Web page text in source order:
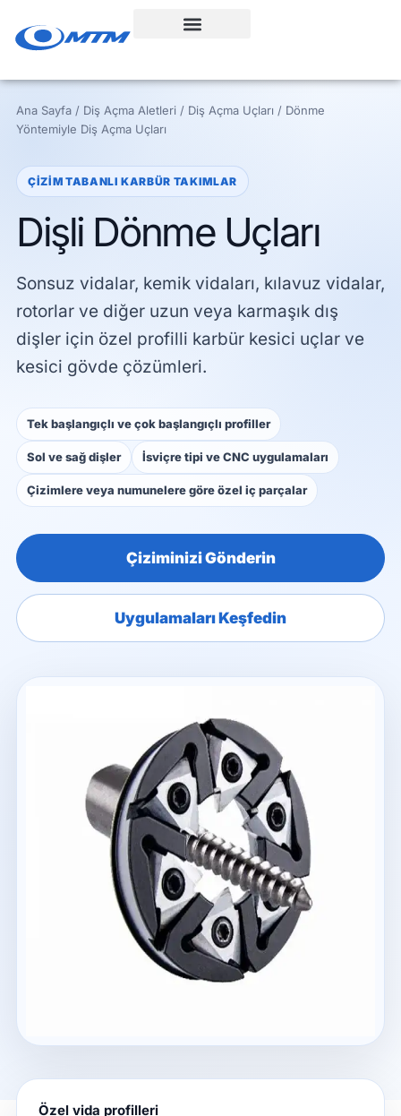
geç
Ana Sayfa / Diş Açma Aletleri / Diş Açma Uçları / Dönme
Yöntemiyle Diş Açma Uçları
ÇIZIM TABANLI KARBÜR TAKIMLAR
Dişli Dönme Uçları
Sonsuz vidalar, kemik vidaları, kılavuz vidalar,
rotorlar ve diğer uzun veya karmaşık dış
dişler için özel profilli karbür kesici uçlar ve
kesici gövde çözümleri.
Tek başlangıçlı ve çok başlangıçlı profiller
Sol ve sağ dişler İsviçre tipi ve CNC uygulamaları
Çizimlere veya numunelere göre özel iç parçalar
Çiziminizi Gönderin
Uygulamaları Keşfedin
Özel vida profilleri